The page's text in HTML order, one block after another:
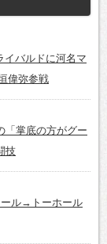
イバルドに河名マ
偉弥参戦
「掌底の方がグー
技
ール→トーホール